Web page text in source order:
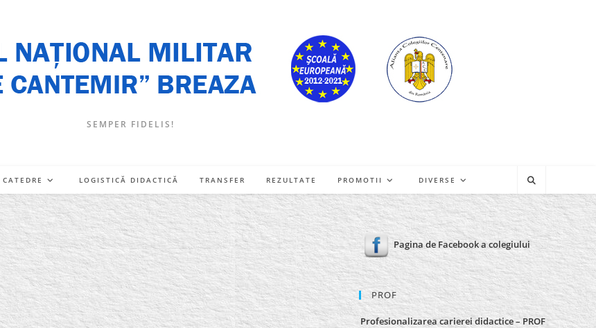
SEMPER FIDELIS!
CATEDRE LOGISTICĂ DIDACTICĂ TRANSFER REZULTATE PROMOTII DIVERSE
Pagina de Facebook a colegiului
PROF
Profesionalizarea carierei didactice – PROF